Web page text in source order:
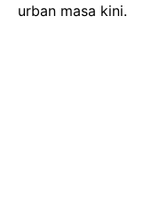
urban masa kini.